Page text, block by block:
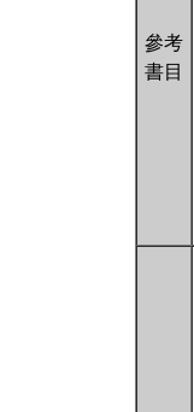
參考
書目